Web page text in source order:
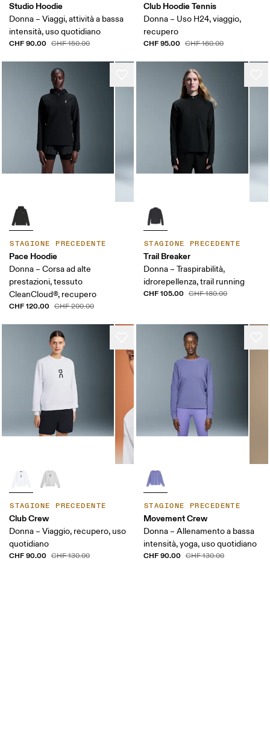
Studio Hoodie
Donna – Viaggi, attività a bassa
intensità, uso quotidiano
CHF 90.00 CHF 150.00
Club Hoodie Tennis
Donna – Uso H24, viaggio,
recupero
CHF 95.00 CHF 160.00
STAGIONE PRECEDENTE
Pace Hoodie
Donna – Corsa ad alte
prestazioni, tessuto
CleanCloud®, recupero
CHF 120.00 CHF 200.00
STAGIONE PRECEDENTE
Trail Breaker
Donna – Traspirabilità,
idrorepellenza, trail running
CHF 105.00 CHF 180.00
STAGIONE PRECEDENTE
Club Crew
Donna – Viaggio, recupero, uso
quotidiano
CHF 90.00 CHF 130.00
STAGIONE PRECEDENTE
Movement Crew
Donna – Allenamento a bassa
intensità, yoga, uso quotidiano
CHF 90.00 CHF 130.00